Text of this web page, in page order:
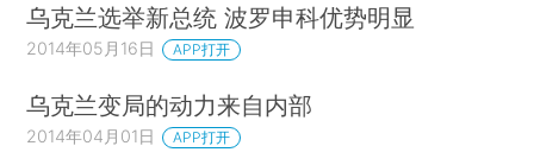
乌克兰选举新总统 波罗申科优势明显
2014年05月16日 APP打开
乌克兰变局的动力来自内部
2014年04月01日 APP打开